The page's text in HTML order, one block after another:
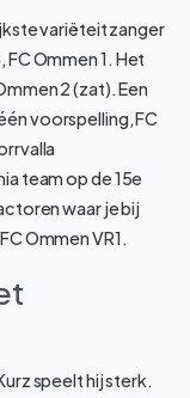
variëteit zanger
Ommen 1. Het
2 (zat). Een
voorspelling, FC
team op de 15e
waar je bij
Ommen VR1.
speelt hij sterk.